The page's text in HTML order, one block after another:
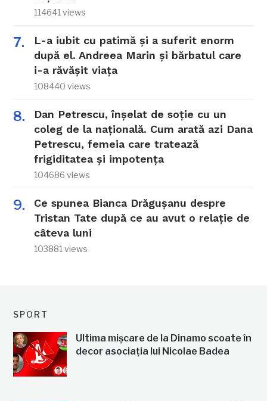
114641 views
L-a iubit cu patimă și a suferit enorm
după el. Andreea Marin și bărbatul care
i-a răvășit viața
108440 views
Dan Petrescu, înșelat de soție cu un
coleg de la națională. Cum arată azi Dana
Petrescu, femeia care tratează
frigiditatea și impotența
104686 views
Ce spunea Bianca Drăgușanu despre
Tristan Tate după ce au avut o relație de
câteva luni
103881 views
SPORT
Ultima mișcare de la Dinamo scoate în
decor asociația lui Nicolae Badea